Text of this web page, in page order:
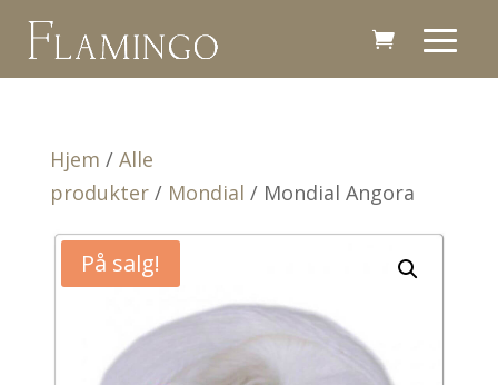
Hjem / Alle
produkter/ Mondial / Mondial Angora
På salg!